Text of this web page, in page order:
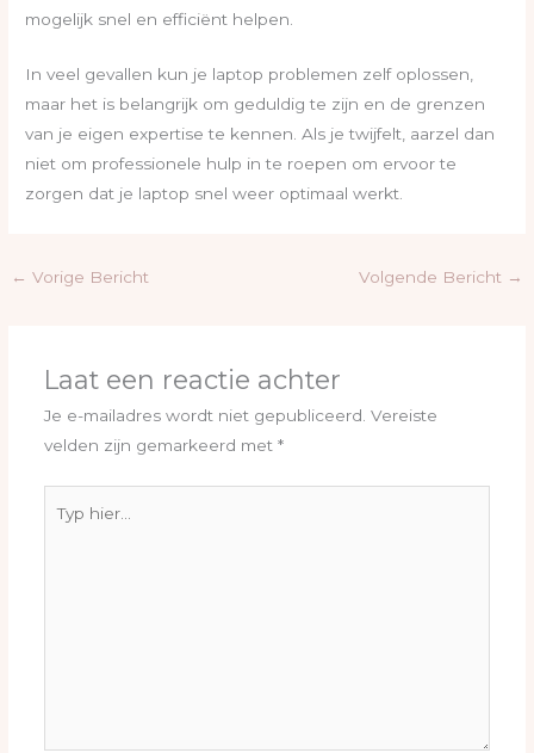
mogelijk snel en efficiënt helpen.
In veel gevallen kun je laptop problemen zelf oplossen,
maar het is belangrijk om geduldig te zijn en de grenzen
van je eigen expertise te kennen. Als je twijfelt, aarzel dan
niet om professionele hulp in te roepen om ervoor te
zorgen dat je laptop snel weer optimaal werkt.
← Vorige Bericht Volgende Bericht →
Laat een reactie achter
Je e-mailadres wordt niet gepubliceerd. Vereiste
velden zijn gemarkeerd met *
hier...